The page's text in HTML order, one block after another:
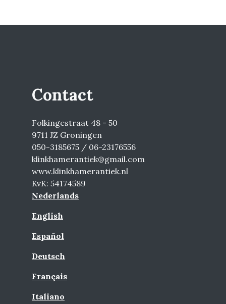
Contact
Folkingestraat 48 - 50
9711 JZ Groningen
050-3185675 / 06-23176556
klinkhamerantiek@gmail.com
www.klinkhamerantiek.nl
KvK: 54174589
Nederlands
English
Español
Deutsch
Français
Italiano